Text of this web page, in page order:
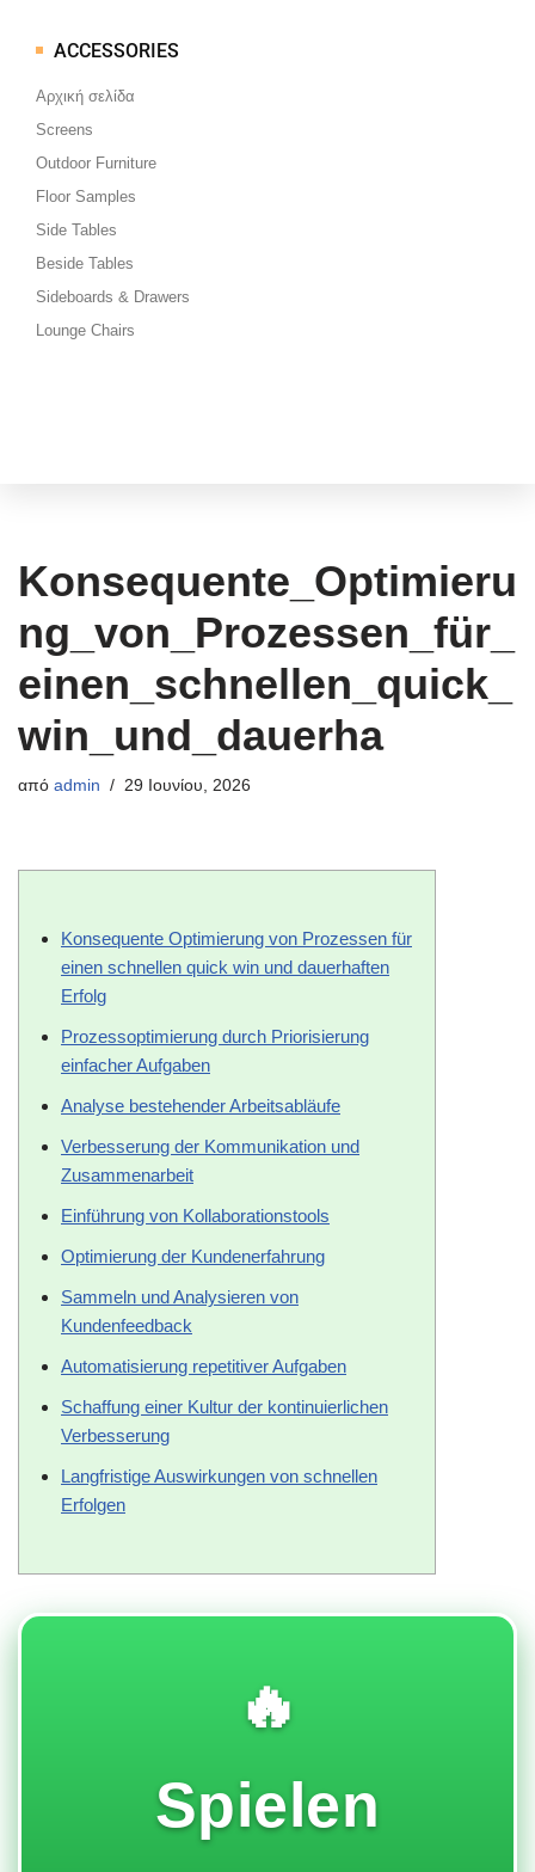
Μεταπηδήστε
στο
περιεχόμενο
ACCESSORIES
Αρχική σελίδα
Screens
Outdoor Furniture
Floor Samples
Side Tables
Beside Tables
Sideboards & Drawers
Lounge Chairs
Konsequente_Optimieru
ng_von_Prozessen_für_
einen_schnellen_quick_
win_und_dauerha
από admin 29 Ιουνίου, 2026
Konsequente Optimierung von Prozessen für
einen schnellen quick win und dauerhaften
Erfolg
Prozessoptimierung durch Priorisierung
einfacher Aufgaben
Analyse bestehender Arbeitsabläufe
Verbesserung der Kommunikation und
Zusammenarbeit
Einführung von Kollaborationstools
Optimierung der Kundenerfahrung
Sammeln und Analysieren von
Kundenfeedback
Automatisierung repetitiver Aufgaben
Schaffung einer Kultur der kontinuierlichen
Verbesserung
Langfristige Auswirkungen von schnellen
Erfolgen
🔥
Spielen